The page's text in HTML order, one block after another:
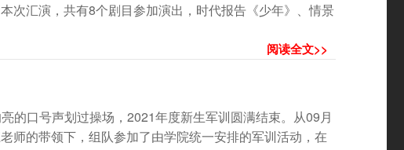
次汇演，共有8个剧目参加演出，时代报告《少年》、情景
阅读全文>>
的口号声划过操场，2021年度新生军训圆满结束。从09月
师的带领下，组队参加了由学院统一安排的军训活动，在